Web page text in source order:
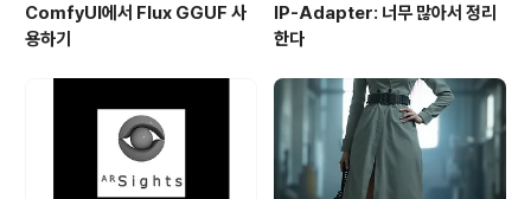
ComfyUI에서 Flux GGUF 사
용하기
IP-Adapter: 너무 많아서 정리
한다